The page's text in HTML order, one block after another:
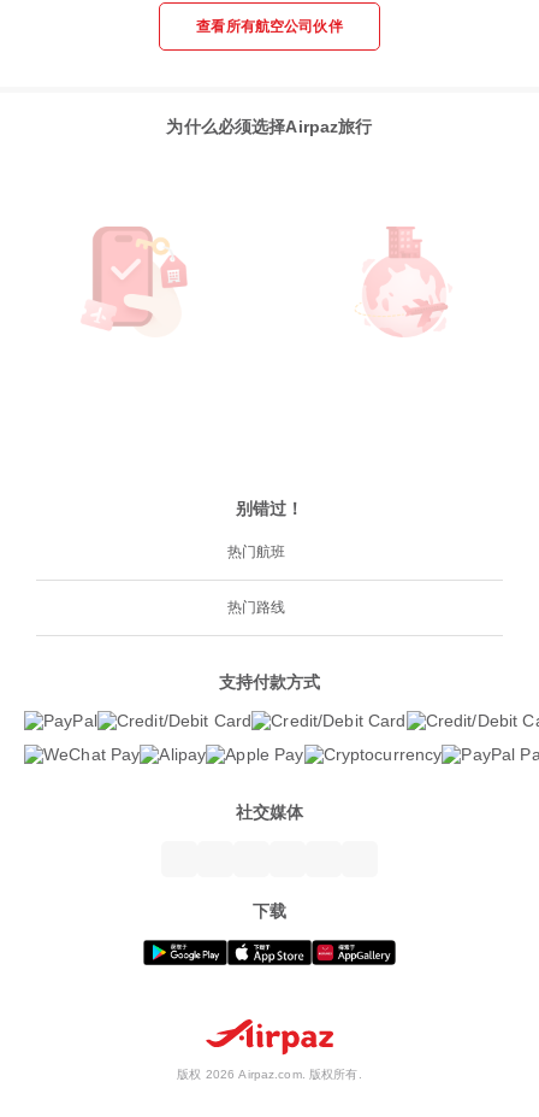
查看所有航空公司伙伴
为什么必须选择Airpaz旅行
别错过！
热门航班
热门路线
支持付款方式
社交媒体
下载
版权 2026 Airpaz.com. 版权所有.